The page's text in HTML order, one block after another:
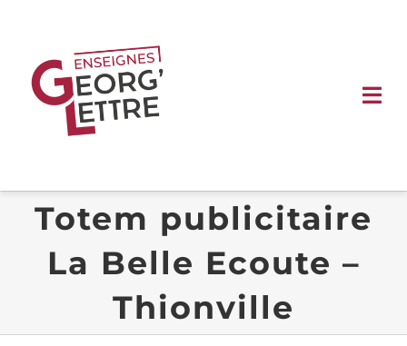
contenu
ENSEIGNES
SIGNALÉTIQUE
Totem publicitaire
La Belle Ecoute –
Thionville